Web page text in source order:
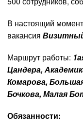
В настоящий
вакансия
Маршрут работы:
Цандера,
Комарова,
Бочкова, Малая
Обязанности: